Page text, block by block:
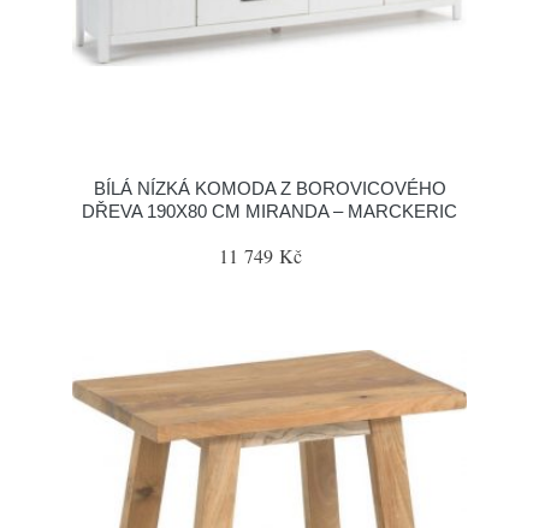
BÍLÁ NÍZKÁ KOMODA Z BOROVICOVÉHO
DŘEVA 190X80 CM MIRANDA – MARCKERIC
11 749 Kč